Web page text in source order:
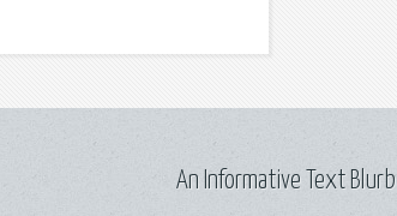
An Informative Text Blurb